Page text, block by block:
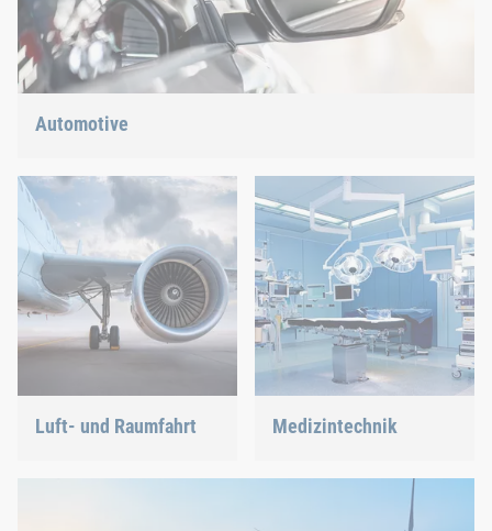
Automotive
richtige Antwort auf die aktuellen Trends.
Luft- und Raumfahrt
maximale Sicherheit bei
Medizintechnik
maßgeschneiderte
Verbindungslösungen für